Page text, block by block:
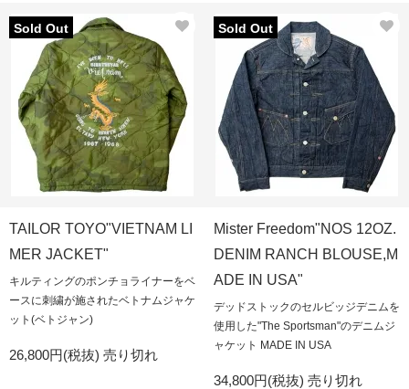
Sold Out
TAILOR TOYO"VIETNAM LI
MER JACKET"
キルティングのポンチョライナーをベ
ースに刺繍が施されたベトナムジャケ
ット(ベトジャン)
26,800円(税抜) 売り切れ
Sold Out
Mister Freedom"NOS 12OZ.
DENIM RANCH BLOUSE,M
ADE IN USA"
デッドストックのセルビッジデニムを
使用した"The Sportsman"のデニムジ
ャケット MADE IN USA
34,800円(税抜) 売り切れ